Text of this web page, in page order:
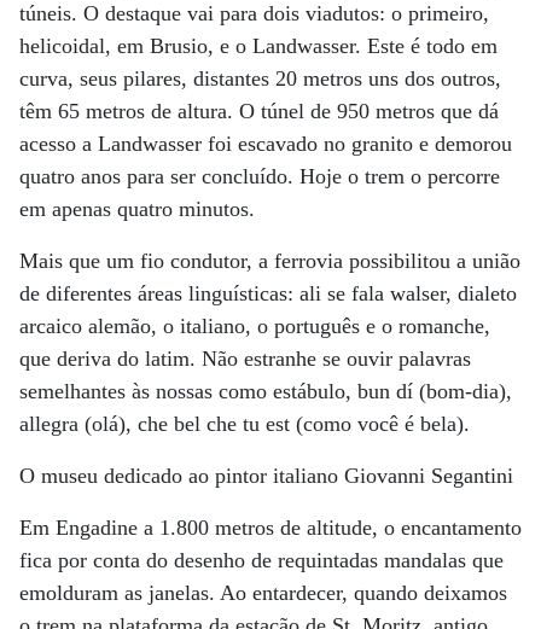
túneis. O destaque vai para dois viadutos: o primeiro,
helicoidal, em Brusio, e o Landwasser. Este é todo em
curva, seus pilares, distantes 20 metros uns dos outros,
têm 65 metros de altura. O túnel de 950 metros que dá
acesso a Landwasser foi escavado no granito e demorou
quatro anos para ser concluído. Hoje o trem o percorre
em apenas quatro minutos.
Mais que um fio condutor, a ferrovia possibilitou a união
de diferentes áreas linguísticas: ali se fala walser, dialeto
arcaico alemão, o italiano, o português e o romanche,
que deriva do latim. Não estranhe se ouvir palavras
semelhantes às nossas como estábulo, bun dí (bom-dia),
allegra (olá), che bel che tu est (como você é bela).
O museu dedicado ao pintor italiano Giovanni Segantini
Em Engadine a 1.800 metros de altitude, o encantamento
fica por conta do desenho de requintadas mandalas que
emolduram as janelas. Ao entardecer, quando deixamos